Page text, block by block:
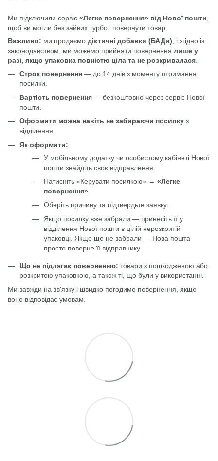
Ми підключили сервіс «Легке повернення» від Нової пошти,
щоб ви могли без зайвих турбот повернути товар.
Важливо: ми продаємо дієтичні добавки (БАДи), і згідно із
законодавством, ми можемо прийняти повернення лише у
разі, якщо упаковка повністю ціла та не розкривалася.
Строк повернення — до 14 днів з моменту отримання
посилки.
Вартість повернення — безкоштовно через сервіс Нової
пошти.
Оформити можна навіть не забираючи посилку з
відділення.
Як оформити:
У мобільному додатку чи особистому кабінеті Нової
пошти знайдіть своє відправлення.
Натисніть «Керувати посилкою» → «Легке
повернення»
Оберіть причину та підтвердьте заявку.
Якщо посилку вже забрали — принесіть її у
відділення Нової пошти в цілій нерозкритій
упаковці. Якщо ще не забрали — Нова пошта
просто поверне її відправнику.
Що не підлягає поверненню: товари з пошкодженою або
розкритою упаковкою, а також ті, що були у використанні.
Ми завжди на зв’язку і швидко погодимо повернення, якщо
воно відповідає умовам.